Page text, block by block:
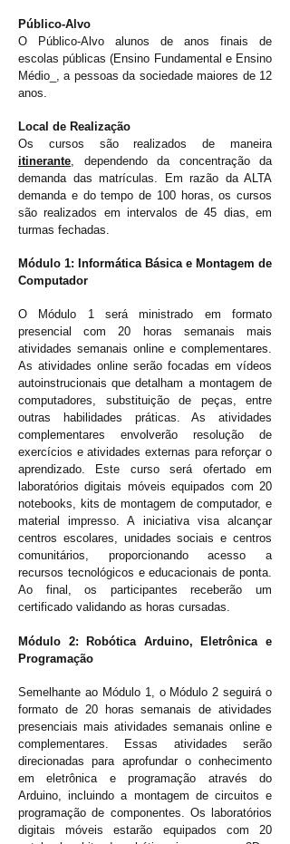
Público-Alvo
O Público-Alvo alunos de anos finais de
escolas públicas (Ensino Fundamental e Ensino
Médio_, a pessoas da sociedade maiores de 12
anos.
Local de Realização
Os cursos são realizados de maneira
itinerante, dependendo da concentração da
demanda das matrículas. Em razão da ALTA
demanda e do tempo de 100 horas, os cursos
são realizados em intervalos de 45 dias, em
turmas fechadas.
Módulo 1: Informática Básica e Montagem de
Computador
O Módulo 1 será ministrado em formato
presencial com 20 horas semanais mais
atividades semanais online e complementares.
As atividades online serão focadas em vídeos
autoinstrucionais que detalham a montagem de
computadores, substituição de peças, entre
outras habilidades práticas. As atividades
complementares envolverão resolução de
exercícios e atividades externas para reforçar o
aprendizado. Este curso será ofertado em
laboratórios digitais móveis equipados com 20
notebooks, kits de montagem de computador, e
material impresso. A iniciativa visa alcançar
centros escolares, unidades sociais e centros
comunitários, proporcionando acesso a
recursos tecnológicos e educacionais de ponta.
Ao final, os participantes receberão um
certificado validando as horas cursadas.
Módulo 2: Robótica Arduino, Eletrônica e
Programação
Semelhante ao Módulo 1, o Módulo 2 seguirá o
formato de 20 horas semanais de atividades
presenciais mais atividades semanais online e
complementares. Essas atividades serão
direcionadas para aprofundar o conhecimento
em eletrônica e programação através do
Arduino, incluindo a montagem de circuitos e
programação de componentes. Os laboratórios
digitais móveis estarão equipados com 20